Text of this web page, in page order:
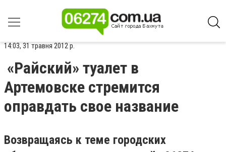
14:03, 31 травня 2012 р.
«Райский» туалет в
Артемовске стремится
оправдать свое название
Возвращаясь к теме городских